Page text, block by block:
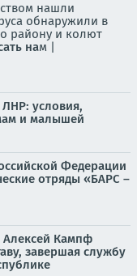
нашли
обнаружили в
району и колют
нам |
условия,
и малышей
Федерации
отряды «БАРС –
Алексей Кампф
завершая службу